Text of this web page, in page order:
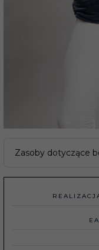
Zasoby dotyczące